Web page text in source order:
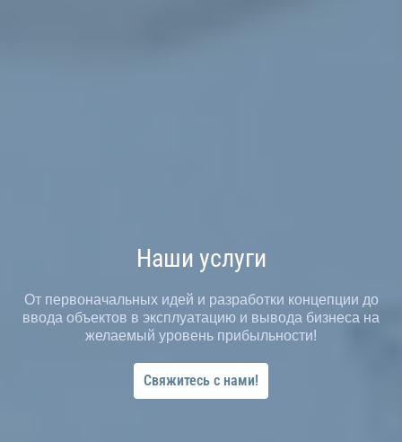
Наши услуги
От первоначальных идей и разработки концепции до
ввода объектов в эксплуатацию и вывода бизнеса на
желаемый уровень прибыльности!
Свяжитесь с нами!